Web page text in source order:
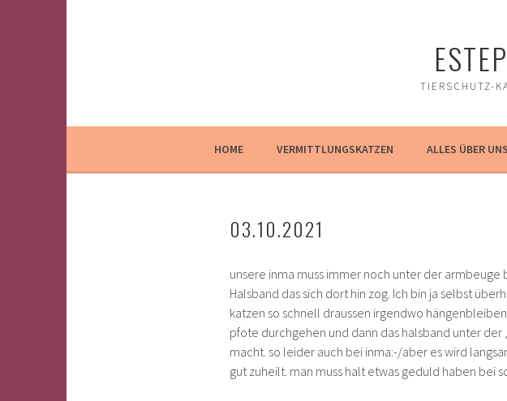
TIERSCHUTZ-
HOME VERMITTLUNGSKATZEN ALLES ÜBER UNS
03.10.2021
unsere inma muss immer noch unter der
Halsband das sich dort hin zog. Ich bin ja selbst
katzen so schnell draussen irgendwo
pfote durchgehen und dann das halsband unter
macht. so leider auch bei inma:-/aber es wird
gut zuheilt. man muss halt etwas geduld haben bei